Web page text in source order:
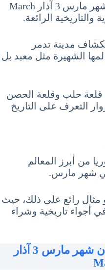
لا تكتمل السياحة في سوريا شهر مارس 3 آذار March
والتاريخية الرائعة.
مدينة تدمر
الشهيرة مثل معبد بل
قلعة حلب وقلعة الحصن
التعرف على التاريخ
من أبرز المعالم
في شهر مارس.
رائع على ذلك، حيث
أجواء تاريخية وشراء
السياحة في الدومينيكان شهر مارس 3 آذار